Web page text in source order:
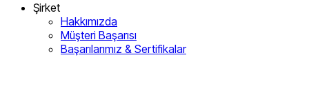
Şirket
Hakkımızda
Müşteri Başarısı
Başarılarımız & Sertifikalar